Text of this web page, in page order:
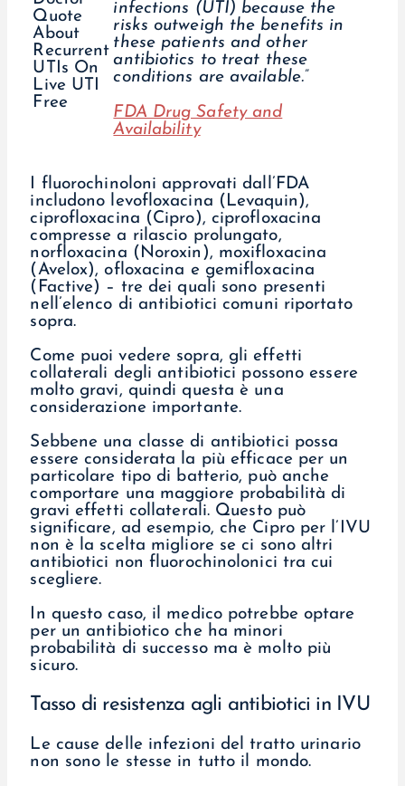
infections (UTI) because the
risks outweigh the benefits in
these patients and other
antibiotics to treat these
conditions are available.”
FDA Drug Safety and
Availability
I fluorochinoloni approvati dall’FDA
includono levofloxacina (Levaquin),
ciprofloxacina (Cipro), ciprofloxacina
compresse a rilascio prolungato,
norfloxacina (Noroxin), moxifloxacina
(Avelox), ofloxacina e gemifloxacina
(Factive) – tre dei quali sono presenti
nell’elenco di antibiotici comuni riportato
sopra.
Come puoi vedere sopra, gli effetti
collaterali degli antibiotici possono essere
molto gravi, quindi questa è una
considerazione importante.
Sebbene una classe di antibiotici possa
essere considerata la più efficace per un
particolare tipo di batterio, può anche
comportare una maggiore probabilità di
gravi effetti collaterali. Questo può
significare, ad esempio, che Cipro per l’IVU
non è la scelta migliore se ci sono altri
antibiotici non fluorochinolonici tra cui
scegliere.
In questo caso, il medico potrebbe optare
per un antibiotico che ha minori
probabilità di successo ma è molto più
sicuro.
Tasso di resistenza agli antibiotici in IVU
Le cause delle infezioni del tratto urinario
non sono le stesse in tutto il mondo.